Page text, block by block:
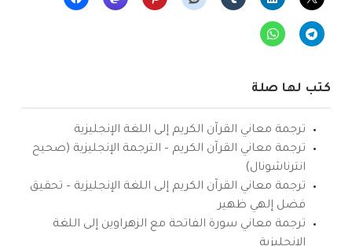
كتب لها صلة
ترجمة معاني القرآن الكريم إلى اللغة الإنجليزية
ترجمة معاني القرآن الكريم – الترجمة الإنجليزية (صحيح
انترناشونال)
ترجمة معاني القرآن الكريم إلى اللغة الإنجليزية – تحقيق
فضل إلهي ظهير
ترجمة معاني سورة الفاتحة مع الزهراوين إلى اللغة